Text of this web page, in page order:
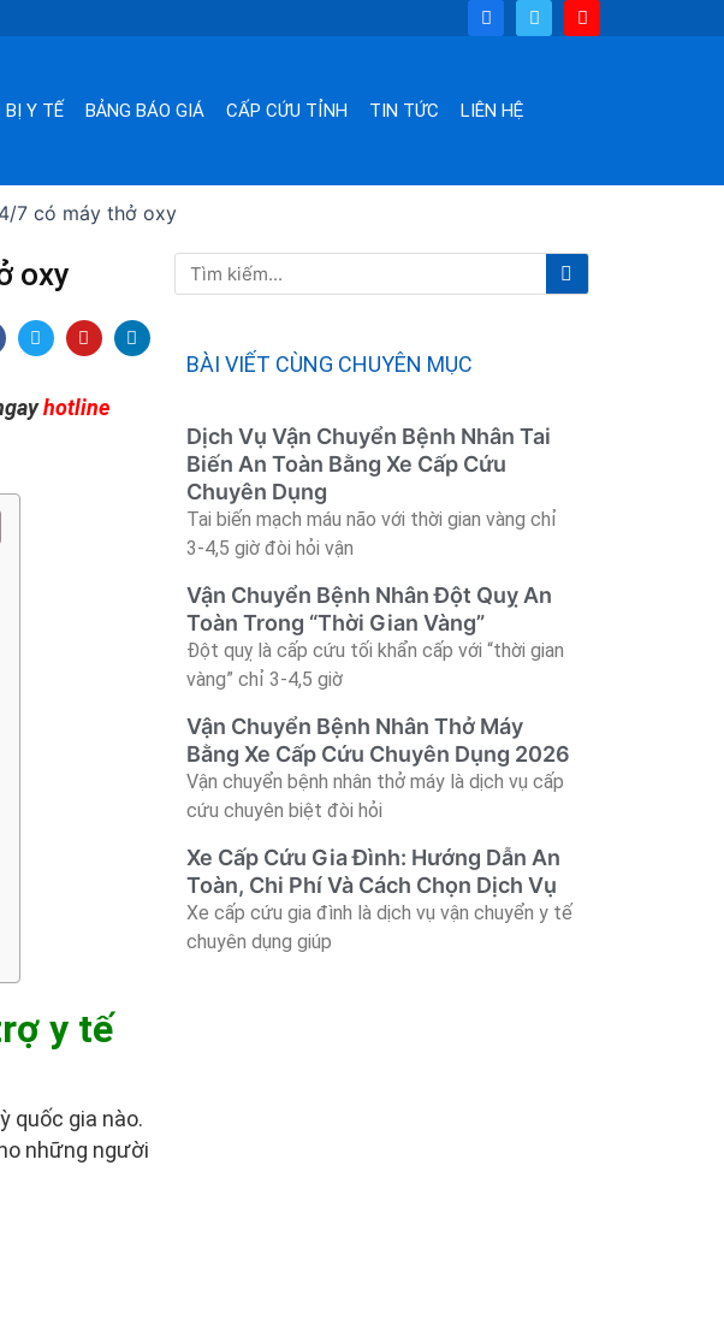
F
a
c
o
o
T
w
i
Y
o
u
BỊ Y TẾ BẢNG BÁO GIÁ CẤP CỨU TỈNH TIN TỨC LIÊN HỆ
7 có máy thở oxy
oxy
T
w
i
t
e
Y
o
u
u
b
L
i
n
hotline
y tế
quốc gia nào.
những người
Tìm
kiếm
Tìm
BÀI VIẾT CÙNG CHUYÊN MỤC
Dịch Vụ Vận Chuyển Bệnh Nhân Tai
Biến An Toàn Bằng Xe Cấp Cứu
Chuyên Dụng
Tai biến mạch máu não với thời gian vàng chỉ
3-4,5 giờ đòi hỏi vận
Vận Chuyển Bệnh Nhân Đột Quỵ An
Toàn Trong “Thời Gian Vàng”
Đột quỵ là cấp cứu tối khẩn cấp với “thời gian
vàng” chỉ 3-4,5 giờ
Vận Chuyển Bệnh Nhân Thở Máy
Bằng Xe Cấp Cứu Chuyên Dụng 2026
Vận chuyển bệnh nhân thở máy là dịch vụ cấp
cứu chuyên biệt đòi hỏi
Xe Cấp Cứu Gia Đình: Hướng Dẫn An
Toàn, Chi Phí Và Cách Chọn Dịch Vụ
Xe cấp cứu gia đình là dịch vụ vận chuyển y tế
chuyên dụng giúp